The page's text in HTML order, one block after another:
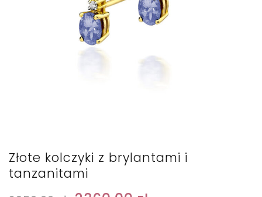
Złote kolczyki z brylantami i
tanzanitami